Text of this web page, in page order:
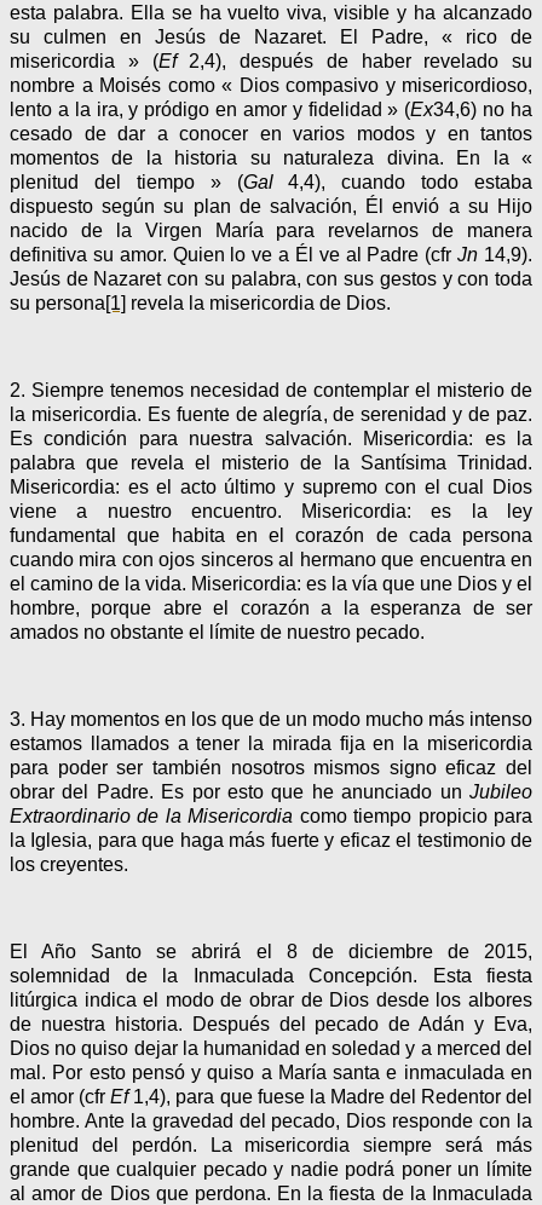
esta palabra. Ella se ha vuelto viva, visible y ha alcanzado
su culmen en Jesús de Nazaret. El Padre, « rico de
misericordia » (Ef 2,4), después de haber revelado su
nombre a Moisés como « Dios compasivo y misericordioso,
lento a la ira, y pródigo en amor y fidelidad » (Ex34,6) no ha
cesado de dar a conocer en varios modos y en tantos
momentos de la historia su naturaleza divina. En la «
plenitud del tiempo » (Gal4,4), cuando todo estaba
dispuesto según su plan de salvación, Él envió a su Hijo
nacido de la Virgen María para revelarnos de manera
definitiva su amor. Quien lo ve a Él ve al Padre (cfrJn 14,9).
Jesús de Nazaret con su palabra, con sus gestos y con toda
su persona[1] revela la misericordia de Dios.
2. Siempre tenemos necesidad de contemplar el misterio de
la misericordia. Es fuente de alegría, de serenidad y de paz.
Es condición para nuestra salvación. Misericordia: es la
palabra que revela el misterio de la Santísima Trinidad.
Misericordia: es el acto último y supremo con el cual Dios
viene a nuestro encuentro. Misericordia: es la ley
fundamental que habita en el corazón de cada persona
cuando mira con ojos sinceros al hermano que encuentra en
el camino de la vida. Misericordia: es la vía que une Dios y el
hombre, porque abre el corazón a la esperanza de ser
amados no obstante el límite de nuestro pecado.
3. Hay momentos en los que de un modo mucho más intenso
estamos llamados a tener la mirada fija en la misericordia
para poder ser también nosotros mismos signo eficaz del
obrar del Padre. Es por esto que he anunciado un Jubileo
Extraordinario de la Misericordia como tiempo propicio para
la Iglesia, para que haga más fuerte y eficaz el testimonio de
los creyentes.
El Año Santo se abrirá el 8 de diciembre de 2015,
solemnidad de la Inmaculada Concepción. Esta fiesta
litúrgica indica el modo de obrar de Dios desde los albores
de nuestra historia. Después del pecado de Adán y Eva,
Dios no quiso dejar la humanidad en soledad y a merced del
mal. Por esto pensó y quiso a María santa e inmaculada en
el amor (cfrEf1,4), para que fuese la Madre del Redentor del
hombre. Ante la gravedad del pecado, Dios responde con la
plenitud del perdón. La misericordia siempre será más
grande que cualquier pecado y nadie podrá poner un límite
al amor de Dios que perdona. En la fiesta de la Inmaculada